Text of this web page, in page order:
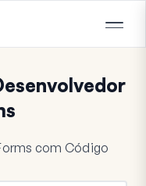
com Código